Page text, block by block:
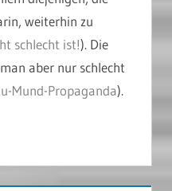
weiterhin zu
schlecht ist!). Die
aber nur schlecht
Mund-Propaganda).